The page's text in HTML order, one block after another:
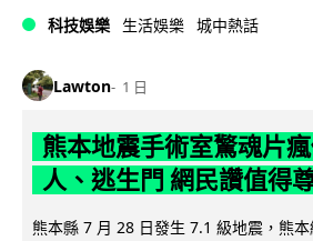
科技娛樂 生活娛樂 城中熱話
Lawton 1 日
熊本地震手術室驚魂片
人、逃生門 網民讚值得
熊本縣 7 月 28 日發生 7.1 級地震，熊